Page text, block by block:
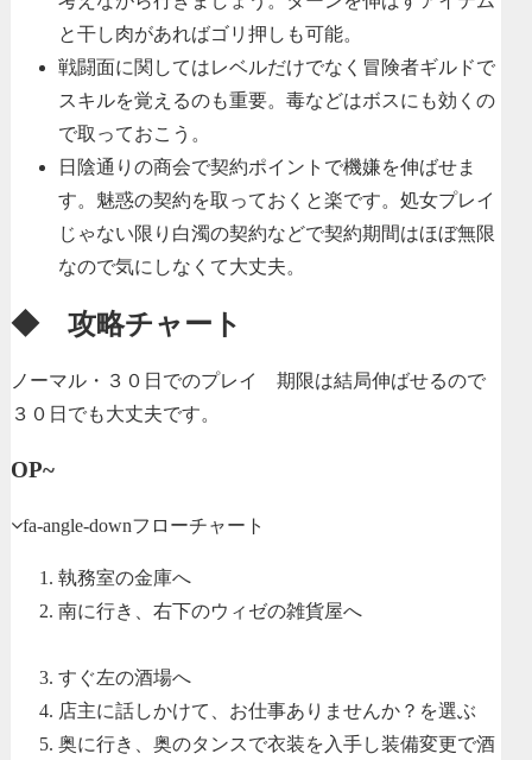
と干し肉があればゴリ押しも可能。
戦闘面に関してはレベルだけでなく冒険者ギルドで
スキルを覚えるのも重要。毒などはボスにも効くの
で取っておこう。
日陰通りの商会で契約ポイントで機嫌を伸ばせま
す。魅惑の契約を取っておくと楽です。処女プレイ
じゃない限り白濁の契約などで契約期間はほぼ無限
なので気にしなくて大丈夫。
◆ 攻略チャート
ノーマル・３０日でのプレイ 期限は結局伸ばせるので
３０日でも大丈夫です。
OP~
fa-angle-downフローチャート
執務室の金庫へ
南に行き、右下のウィゼの雑貨屋へ
すぐ左の酒場へ
店主に話しかけて、お仕事ありませんか？を選ぶ
奥に行き、奥のタンスで衣装を入手し装備変更で酒